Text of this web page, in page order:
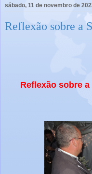
sábado, 11 de novembro de
Reflexão sobre a
Reflexão sobre